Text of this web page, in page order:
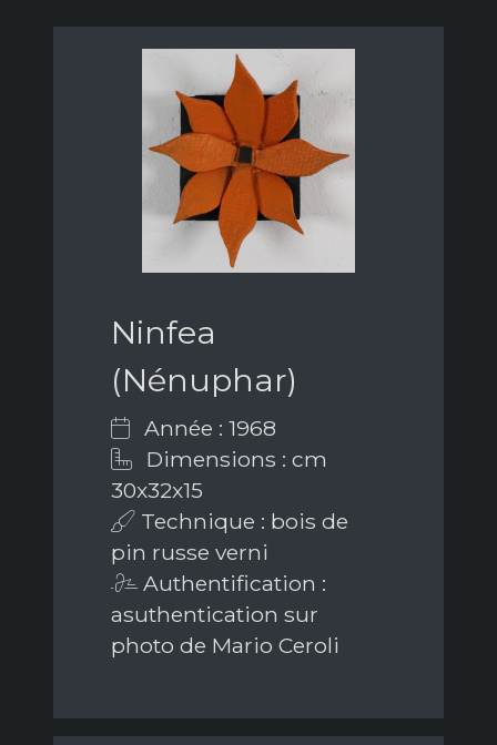
Ninfea
(Nénuphar)
Année : 1968
Dimensions : cm
30x32x15
Technique : bois de
pin russe verni
Authentification :
asuthentication sur
photo de Mario Ceroli